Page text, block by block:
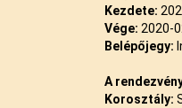
Kezdete:
Vége: 2020-
Belépőjegy:
A
Korosztály: